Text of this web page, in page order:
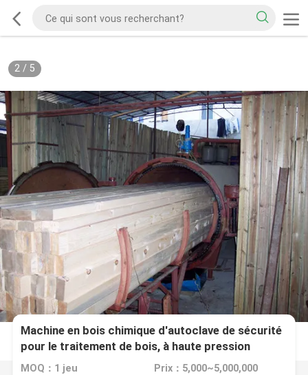
2/ 5
Machine en bois chimique d'autoclave de sécurité
pour le traitement de bois, à haute pression
MOQ：1 jeu Prix：5,000~5,000,000